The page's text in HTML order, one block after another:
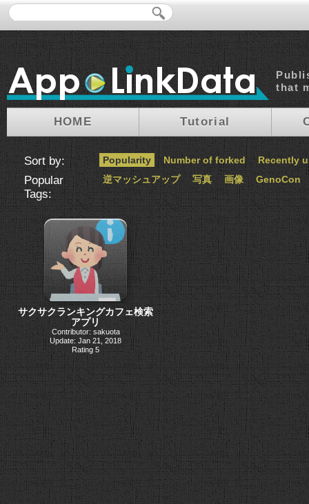
that
HOME Tutorial
Sort by: Popularity Number of forked Recently
Popular
Tags:
逆マッシュアップ 写真 画像 GenoCon
サクサクランキングカフェ検索
アプリ
Contributor: sakuota
Update: Jan 21, 2018
Rating 5